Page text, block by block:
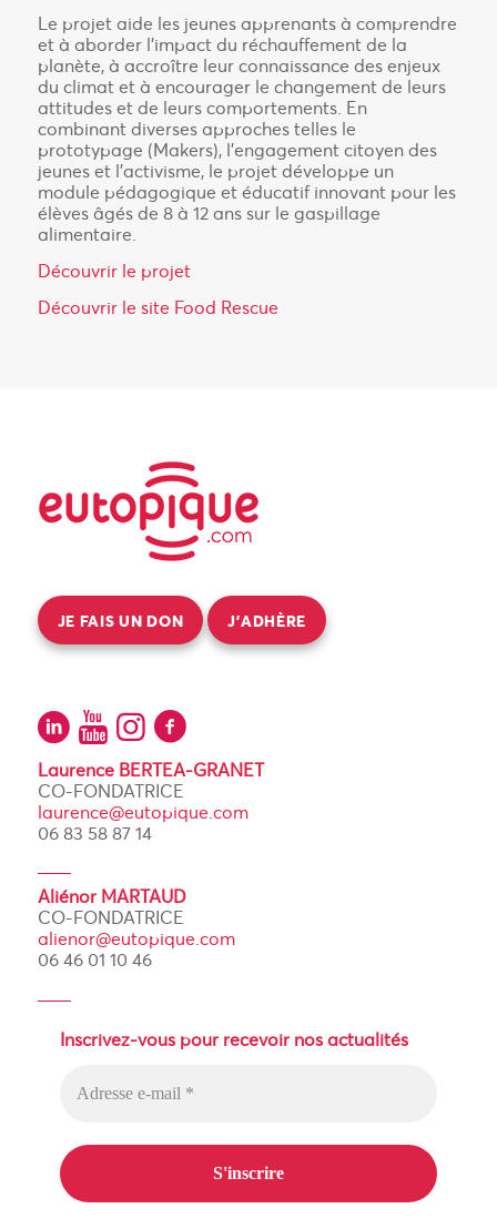
Le projet aide les jeunes apprenants à comprendre
et à aborder l’impact du réchauffement de la
planète, à accroître leur connaissance des enjeux
du climat et à encourager le changement de leurs
attitudes et de leurs comportements. En
combinant diverses approches telles le
prototypage (Makers), l’engagement citoyen des
jeunes et l’activisme, le projet développe un
module pédagogique et éducatif innovant pour les
élèves âgés de 8 à 12 ans sur le gaspillage
alimentaire.
Découvrir le projet
Découvrir le site Food Rescue
JE FAIS UN DON J’ADHÈRE
Laurence BERTEA-GRANET
CO-FONDATRICE
laurence@eutopique.com
06 83 58 87 14
Aliénor MARTAUD
CO-FONDATRICE
alienor@eutopique.com
06 46 01 10 46
Inscrivez-vous pour recevoir nos actualités